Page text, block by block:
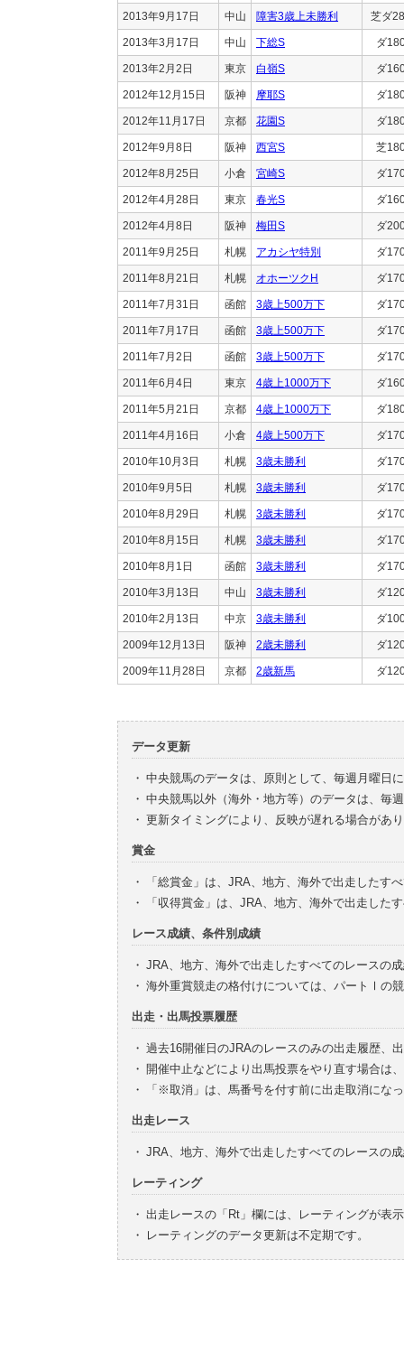
2013年9月17日 中山 障害3歳上未勝利 芝ダ
2013年3月17日 中山 下総S ダ
2013年2月2日 東京 白嶺S ダ
2012年12月15日 阪神 摩耶S ダ
2012年11月17日 京都 花園S ダ
2012年9月8日 阪神 西宮S 芝
2012年8月25日 小倉 宮崎S ダ
2012年4月28日 東京 春光S ダ
2012年4月8日 阪神 梅田S ダ
2011年9月25日 札幌 アカシヤ特別 ダ
2011年8月21日 札幌 オホーツクH ダ
2011年7月31日 函館 3歳上500万下 ダ
2011年7月17日 函館 3歳上500万下 ダ
2011年7月2日 函館 3歳上500万下 ダ
2011年6月4日 東京 4歳上1000万下 ダ
2011年5月21日 京都 4歳上1000万下 ダ
2011年4月16日 小倉 4歳上500万下 ダ
2010年10月3日 札幌 3歳未勝利 ダ
2010年9月5日 札幌 3歳未勝利 ダ
2010年8月29日 札幌 3歳未勝利 ダ
2010年8月15日 札幌 3歳未勝利 ダ
2010年8月1日 函館 3歳未勝利 ダ
2010年3月13日 中山 3歳未勝利 ダ
2010年2月13日 中京 3歳未勝利 ダ
2009年12月13日 阪神 2歳未勝利 ダ
2009年11月28日 京都 2歳新馬 ダ
データ更新
・ 中央競馬のデータは、原則として、毎週月曜日
・ 中央競馬以外（海外・地方等）のデータは、毎
・ 更新タイミングにより、反映が遅れる場合があ
賞金
・
「総賞金」は、JRA、地方、海外で出走したす
・
「収得賞金」は、JRA、地方、海外で出走した
レース成績、条件別成績
・ JRA、地方、海外で出走したすべてのレースの
・ 海外重賞競走の格付けについては、パートⅠの
出走・出馬投票履歴
・ 過去16開催日のJRAのレースのみの出走履歴、
・ 開催中止などにより出馬投票をやり直す場合は
・
「※取消」は、馬番号を付す前に出走取消にな
出走レース
・ JRA、地方、海外で出走したすべてのレースの
レーティング
・ 出走レースの「Rt」欄には、レーティングが表
・
レーティングのデータ更新は不定期です。